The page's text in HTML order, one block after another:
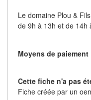
Le domaine Plou &
de 9h à 13h et de 14h
Moyens de paiement
Cette fiche n'a pas
Fiche créée par un